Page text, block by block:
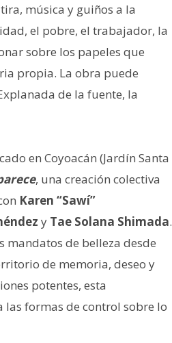
música y guiños a la
el pobre, el trabajador, la
sobre los papeles que
propia. La obra puede
de la fuente, la
en Coyoacán (Jardín Santa
, una creación colectiva
Karen “Sawí”
y Tae Solana Shimada.
mandatos de belleza desde
de memoria, deseo y
potentes, esta
las formas de control sobre lo